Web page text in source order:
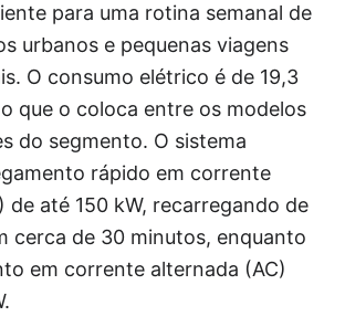
para uma rotina semanal de
urbanos e pequenas viagens
O consumo elétrico é de 19,3
que o coloca entre os modelos
do segmento. O sistema
rápido em corrente
de até 150 kW, recarregando de
cerca de 30 minutos, enquanto
em corrente alternada (AC)